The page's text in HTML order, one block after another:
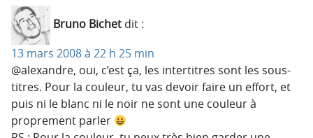
Bruno Bichet dit :
13 mars 2008 à 22 h 25 min
@alexandre, oui, c’est ça, les intertitres sont les sous-
titres. Pour la couleur, tu vas devoir faire un effort, et
puis ni le blanc ni le noir ne sont une couleur à
proprement parler